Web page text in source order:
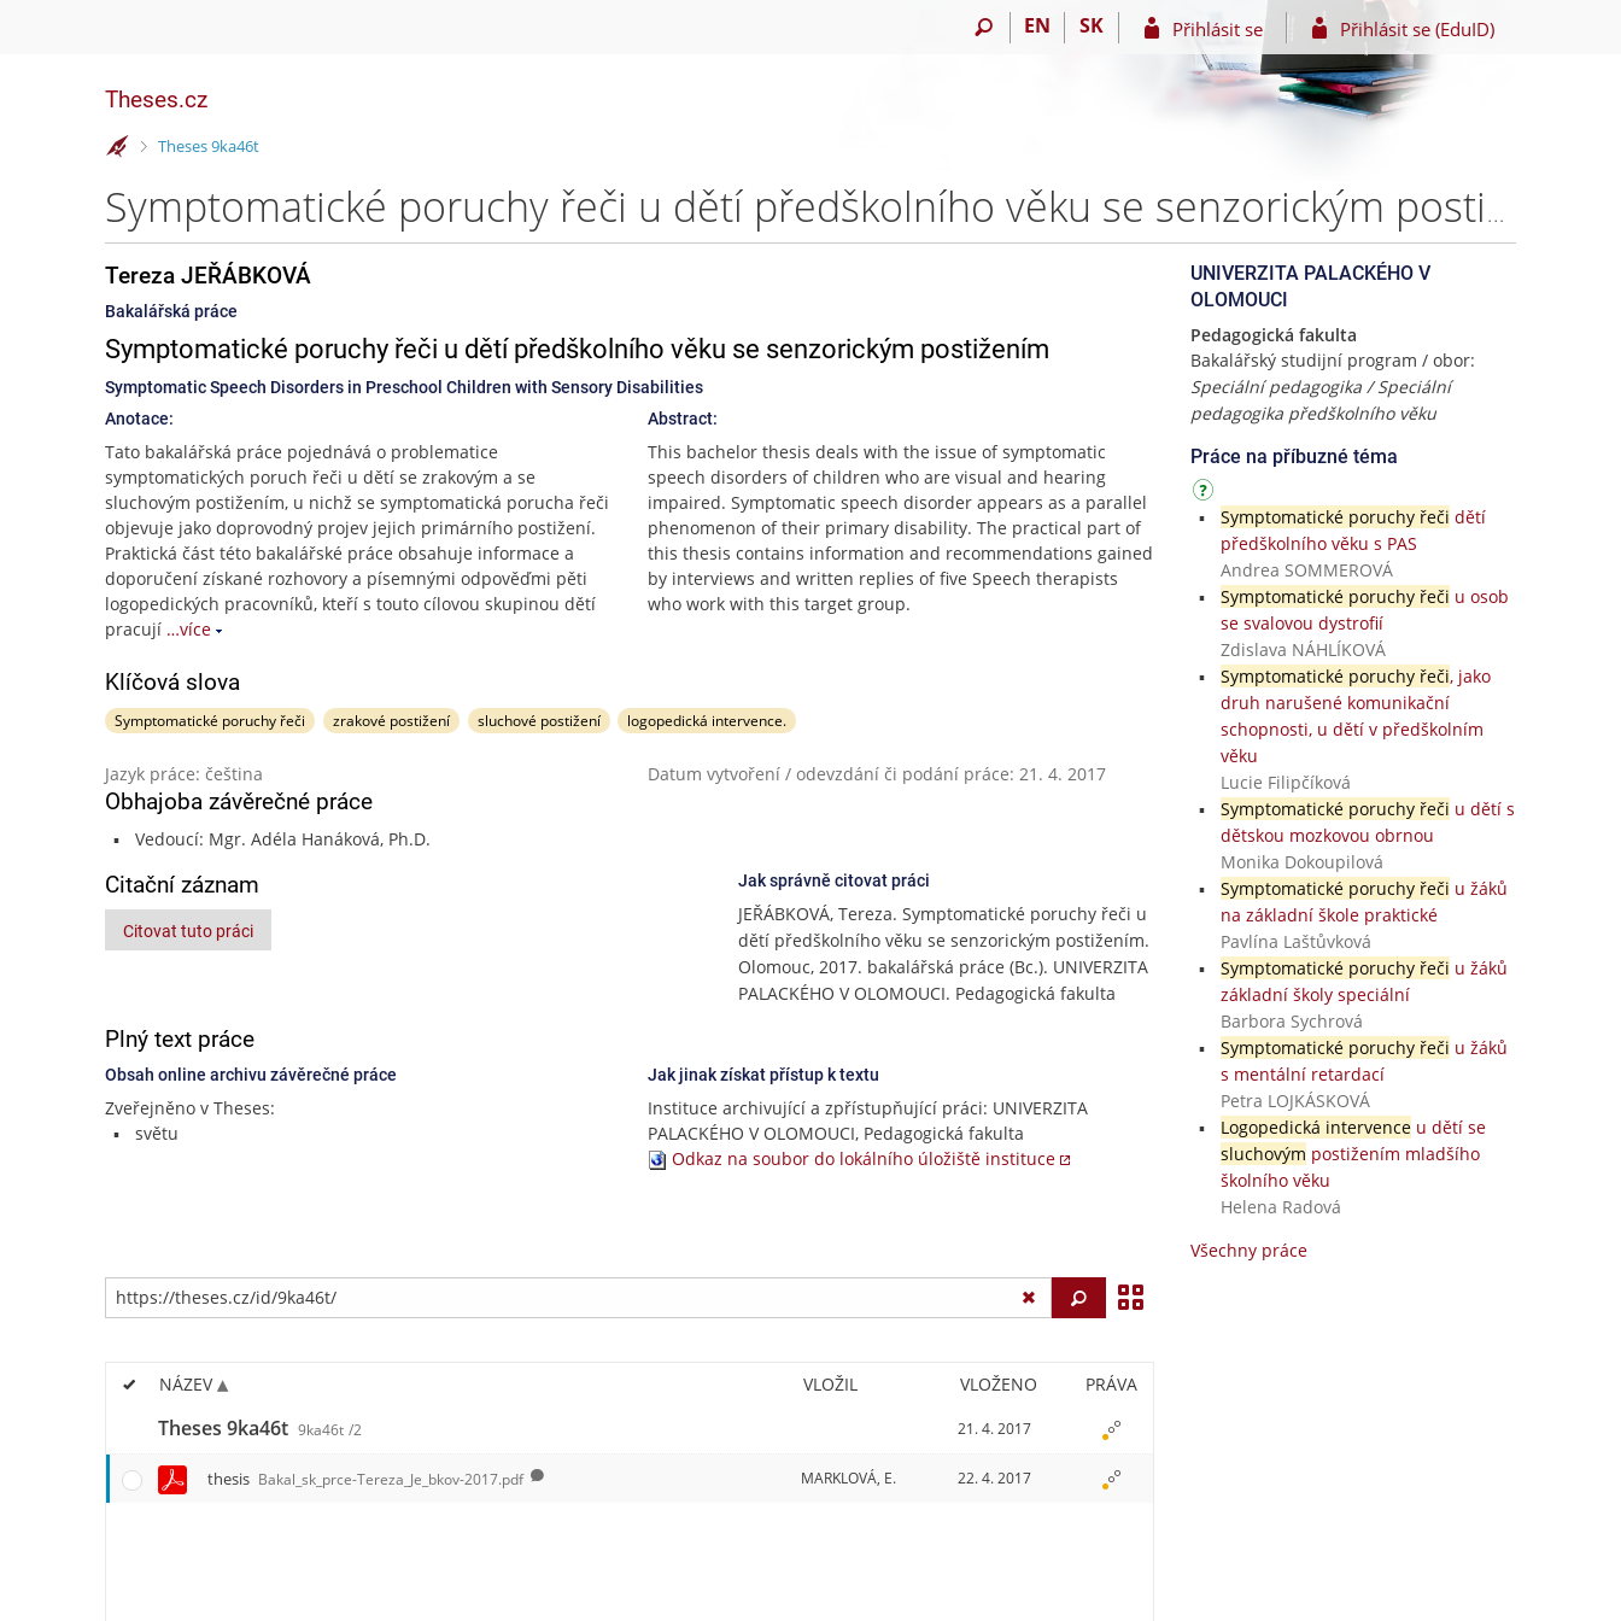
EN SK Přihlásit se Přihlásit se (EduID)
Theses.cz
>
Theses 9ka46t
Symptomatické poruchy řeči u dětí předškolního věku se senzorickým postižením – Tereza JEŘÁBKOVÁ
Tereza JEŘÁBKOVÁ
Bakalářská práce
Symptomatické poruchy řeči u dětí předškolního věku se senzorickým postižením
Symptomatic Speech Disorders in Preschool Children with Sensory Disabilities
Anotace:
Tato bakalářská práce pojednává o problematice
symptomatických poruch řeči u dětí se zrakovým a se
sluchovým postižením, u nichž se symptomatická porucha řeči
objevuje jako doprovodný projev jejich primárního postižení.
Praktická část této bakalářské práce obsahuje informace a
doporučení získané rozhovory a písemnými odpověďmi pěti
logopedických pracovníků, kteří s touto cílovou skupinou dětí
pracují …více
Abstract:
This bachelor thesis deals with the issue of symptomatic
speech disorders of children who are visual and hearing
impaired. Symptomatic speech disorder appears as a parallel
phenomenon of their primary disability. The practical part of
this thesis contains information and recommendations gained
by interviews and written replies of five Speech therapists
who work with this target group.
Klíčová slova
Symptomatické poruchy řeči zrakové postižení sluchové postižení logopedická intervence.
Jazyk práce: čeština Datum vytvoření / odevzdání či podání práce: 21. 4. 2017
Obhajoba závěrečné práce
Vedoucí: Mgr. Adéla Hanáková, Ph.D.
Citační záznam
Citovat tuto práci
Jak správně citovat práci
JEŘÁBKOVÁ, Tereza. Symptomatické poruchy řeči u
dětí předškolního věku se senzorickým postižením.
Olomouc, 2017. bakalářská práce (Bc.). UNIVERZITA
PALACKÉHO V OLOMOUCI. Pedagogická fakulta
Plný text práce
Obsah online archivu závěrečné práce
Zveřejněno v Theses:
světu
Jak jinak získat přístup k textu
Instituce archivující a zpřístupňující práci: UNIVERZITA
PALACKÉHO V OLOMOUCI, Pedagogická fakulta
Odkaz na soubor do lokálního úložiště instituce
UNIVERZITA PALACKÉHO V
OLOMOUCI
Pedagogická fakulta
Bakalářský studijní program / obor:
Speciální pedagogika / Speciální
pedagogika předškolního věku
Práce na příbuzné téma
Symptomatické poruchy řeči dětí
předškolního věku s PAS
Andrea SOMMEROVÁ
Symptomatické poruchy řeči u osob
se svalovou dystrofií
Zdislava NÁHLÍKOVÁ
Symptomatické poruchy řeči, jako
druh narušené komunikační
schopnosti, u dětí v předškolním
věku
Lucie Filipčíková
Symptomatické poruchy řeči u dětí s
dětskou mozkovou obrnou
Monika Dokoupilová
Symptomatické poruchy řeči u žáků
na základní škole praktické
Pavlína Laštůvková
Symptomatické poruchy řeči u žáků
základní školy speciální
Barbora Sychrová
Symptomatické poruchy řeči u žáků
s mentální retardací
Petra LOJKÁSKOVÁ
Logopedická intervenceu dětí se
sluchovým postižením mladšího
školního věku
Helena Radová
Všechny práce
Vyhledat
NÁZEV VLOŽIL VLOŽENO PRÁVA
Theses 9ka46t 9ka46t /2 21. 4. 2017
thesis Bakal_sk_prce-Tereza_Je_bkov-2017.pdf MARKLOVÁ, E. 22. 4. 2017